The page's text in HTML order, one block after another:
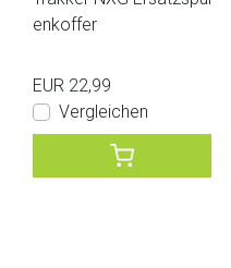
enkoffer
EUR 22,99
Vergleichen